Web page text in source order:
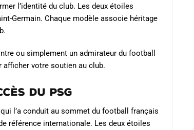
l’identité du club. Les deux étoiles
Germain. Chaque modèle associe héritage
ou simplement un admirateur du football
afficher votre soutien au club.
du PSG
l’a conduit au sommet du football français
référence internationale. Les deux étoiles